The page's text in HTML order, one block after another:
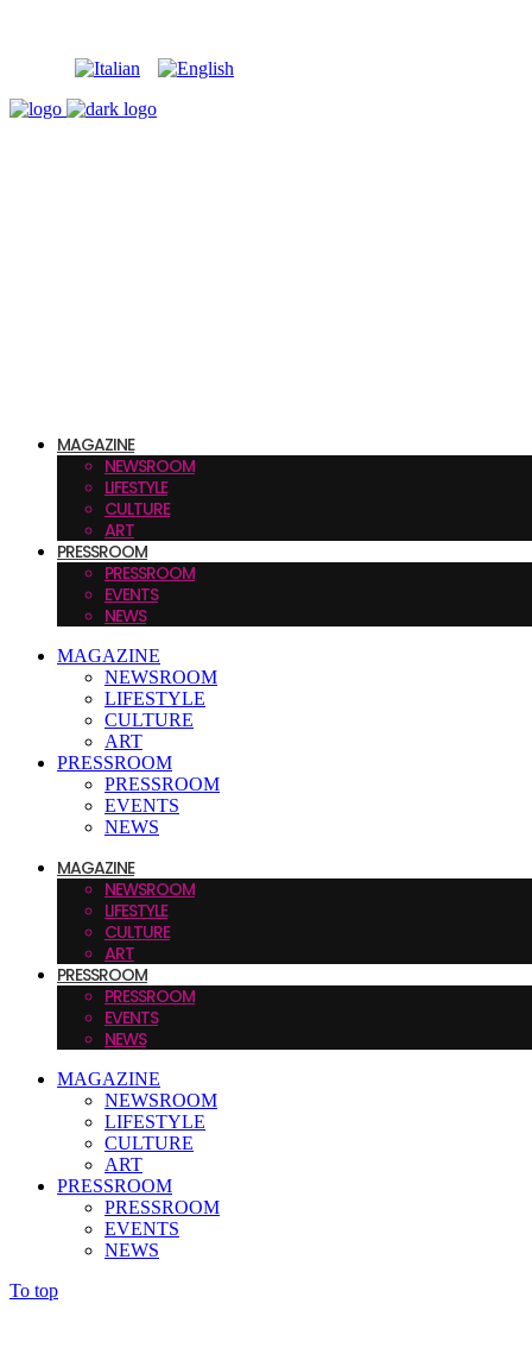
MAGAZINE
NEWSROOM
LIFESTYLE
CULTURE
ART
PRESSROOM
PRESSROOM
EVENTS
NEWS
MAGAZINE
NEWSROOM
LIFESTYLE
CULTURE
ART
PRESSROOM
PRESSROOM
EVENTS
NEWS
MAGAZINE
NEWSROOM
LIFESTYLE
CULTURE
ART
PRESSROOM
PRESSROOM
EVENTS
NEWS
MAGAZINE
NEWSROOM
LIFESTYLE
CULTURE
ART
PRESSROOM
PRESSROOM
EVENTS
NEWS
To top